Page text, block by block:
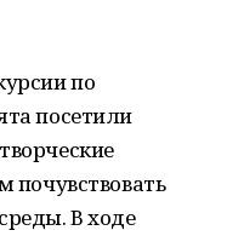
по
посетили
почувствовать
В ходе